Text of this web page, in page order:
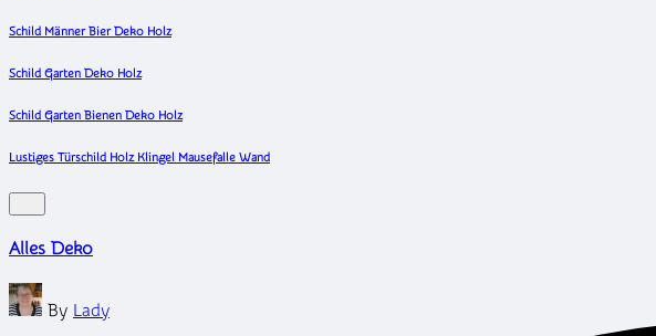
Schild Männer Bier Deko Holz
Schild Garten Deko Holz
Schild Garten Bienen Deko Holz
Lustiges Türschild Holz Klingel Mausefalle Wand
Alles Deko
Posted
by
By Lady